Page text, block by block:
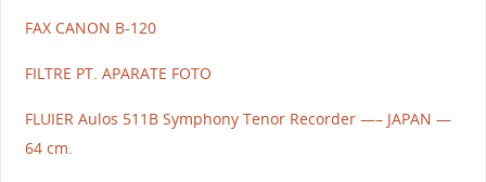
FAX CANON B-120
FILTRE PT. APARATE FOTO
FLUIER Aulos 511B Symphony Tenor Recorder —– JAPAN —
64 cm.